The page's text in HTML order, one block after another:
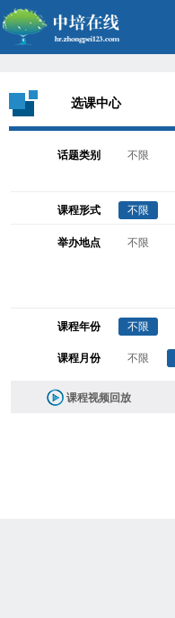
选课中心
话题类别 不限
课程形式 不限
举办地点 不限
课程年份 不限
课程月份 不限
课程视频回放